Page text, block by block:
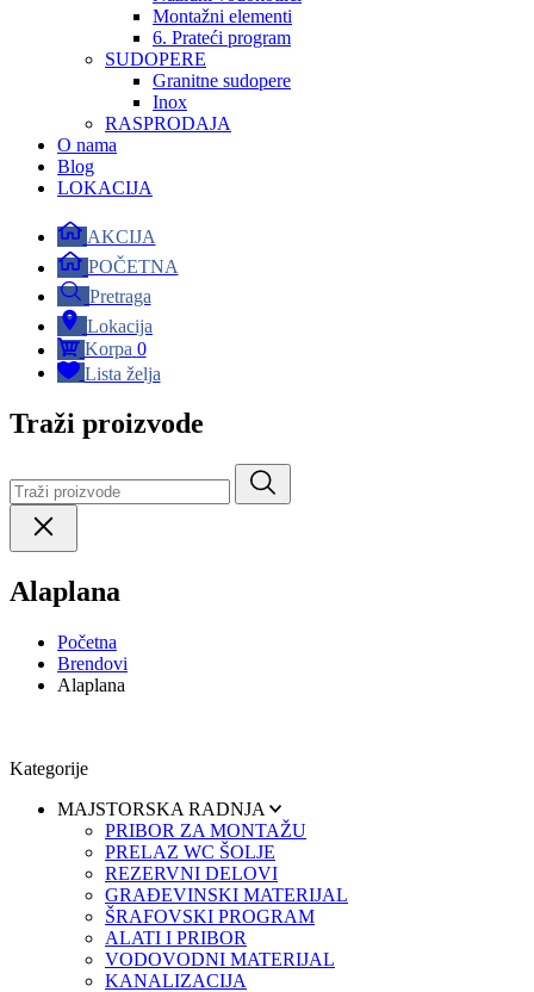
Montažni elementi
6. Prateći program
SUDOPERE
Granitne sudopere
Inox
RASPRODAJA
O nama
Blog
LOKACIJA
AKCIJA
POČETNA
Pretraga
Lokacija
Korpa 0
Lista želja
Traži proizvode
Alaplana
Početna
Brendovi
Alaplana
Kategorije
MAJSTORSKA RADNJA
PRIBOR ZA MONTAŽU
PRELAZ WC ŠOLJE
REZERVNI DELOVI
GRAĐEVINSKI MATERIJAL
ŠRAFOVSKI PROGRAM
ALATI I PRIBOR
VODOVODNI MATERIJAL
KANALIZACIJA